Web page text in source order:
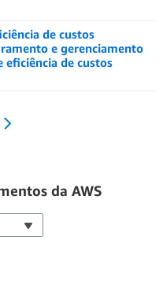
de custos
e gerenciamento
eficiência de custos
da AWS